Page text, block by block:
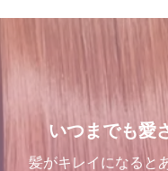
いつまでも愛
髪がキレイになると